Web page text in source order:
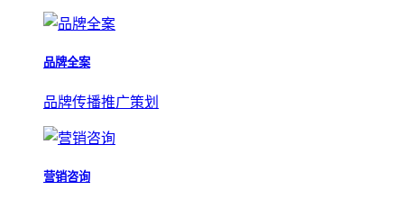
品牌全案
品牌传播推广策划
营销咨询